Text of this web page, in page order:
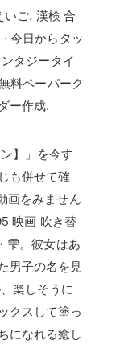
いご. 漢検 合
今日からタッ
タジータイ
料ペーパーク
ー作成.
】」を今す
も併せて確
画をみません
映画 吹き替
雫。彼女はあ
男子の名を見
楽しそうに
クスして塗っ
になれる癒し